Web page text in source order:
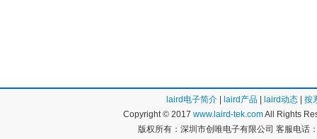
laird电子简介 laird产品 laird动态
按
Copyright © 2017 www.laird-tek.comAll Rights
版权所有：深圳市创唯电子有限公司 客服电话